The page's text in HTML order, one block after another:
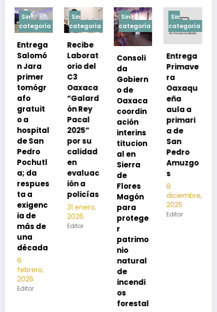
Sin
categoría
Recibe
Laborat
orio del
C3
Oaxaca
“Galard
ón Rey
Pacal
2025”
por su
calidad
en
evaluac
ión a
policías
31 enero,
2026
Editor
Sin
categoría
Consoli
da
Gobiern
o de
Oaxaca
coordin
ación
interins
titucion
al en
Sierra
de
Flores
Magón
para
protege
r
Sin
categoría
Entrega
Primave
ra
Oaxaqu
eña
aula a
primari
a de
San
Pedro
Amuzgo
s
8
diciembre,
2025
Editor
Sin
categoría
Exhorta
SSO a
vacuna
rse de
neumoc
oco
para
preveni
r la
neumon
ía
13
noviembre,
2025
Editor